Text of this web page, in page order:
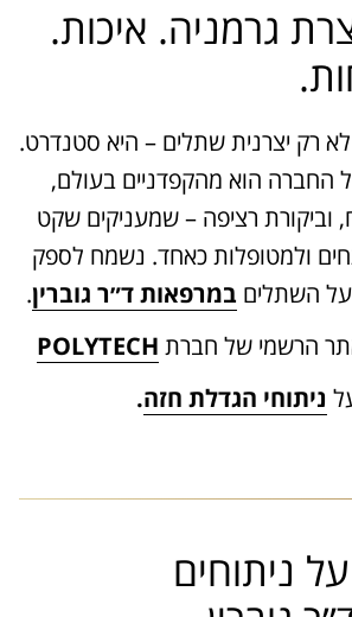
גרמניה. איכות.
החברה הוא מהקפדניים בעולם,
וביקורת רציפה – שמעניקים שקט
ולמטופלות כאחד. נשמח לספק
על השתלים במרפאות ד״ר גוברין.
הרשמי של חברת POLYTECH
ניתוחי הגדלת חזה.
ניתוחים